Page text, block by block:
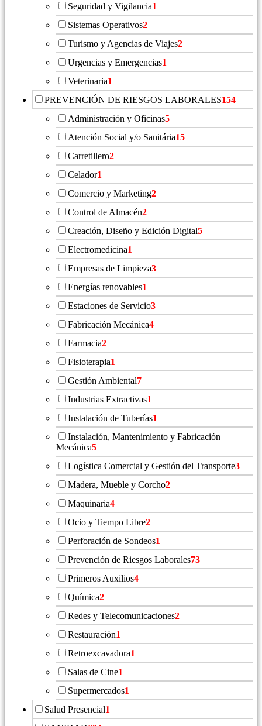
Seguridad y Vigilancia1
Sistemas Operativos2
Turismo y Agencias de Viajes2
Urgencias y Emergencias1
Veterinaria1
PREVENCIÓN DE RIESGOS LABORALES154
Administración y Oficinas5
Atención Social y/o Sanitária15
Carretillero2
Celador1
Comercio y Marketing2
Control de Almacén2
Creación, Diseño y Edición Digital5
Electromedicina1
Empresas de Limpieza3
Energías renovables1
Estaciones de Servicio3
Fabricación Mecánica4
Farmacia2
Fisioterapia1
Gestión Ambiental7
Industrias Extractivas1
Instalación de Tuberías1
Instalación, Mantenimiento y Fabricación
Mecánica5
Logística Comercial y Gestión del Transporte3
Madera, Mueble y Corcho2
Maquinaria4
Ocio y Tiempo Libre2
Perforación de Sondeos1
Prevención de Riesgos Laborales73
Primeros Auxilios4
Química2
Redes y Telecomunicaciones2
Restauración1
Retroexcavadora1
Salas de Cine1
Supermercados1
Salud Presencial1